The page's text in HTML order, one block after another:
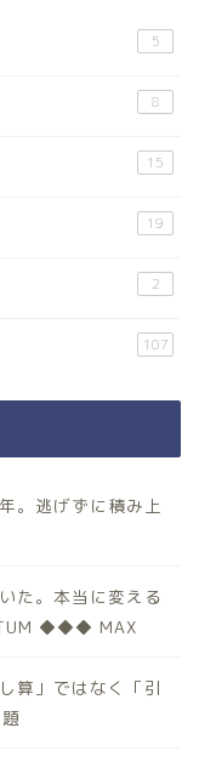
5
8
15
19
2
107
。逃げずに積み上
た。本当に変える
◆◆◆ MAX
算」ではなく「引